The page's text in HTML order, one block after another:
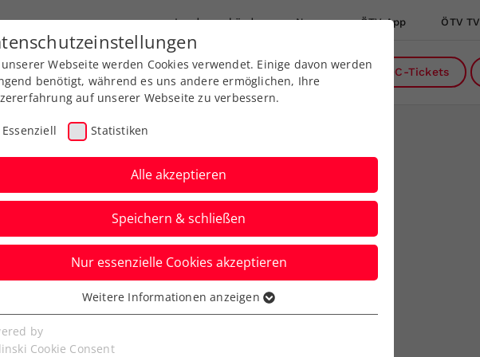
Landesverbände News ÖTV App ÖTV TV
Ausbildung Services Über uns DC-Tickets
Maurer muss die
Webseite werden Cookies verwendet. Einige davon werden
benötigt, während es uns andere ermöglichen, Ihre
auf unserer Webseite zu verbessern.
Essenziell Statistiken
Alle akzeptieren
Speichern & schließen
Nur essenzielle Cookies akzeptieren
Cookies werden für grundlegende Funktionen der
benötigt. Dadurch ist gewährleistet, dass die Webseite
Weitere Informationen anzeigen
by
Cookie Consent